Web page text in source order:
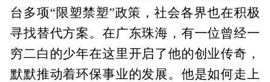
台多项“限塑禁塑”政策，社会各界也在积极
寻找替代方案。在广东珠海，有一位曾经一
穷二白的少年在这里开启了他的创业传奇，
默默推动着环保事业的发展。他是如何走上